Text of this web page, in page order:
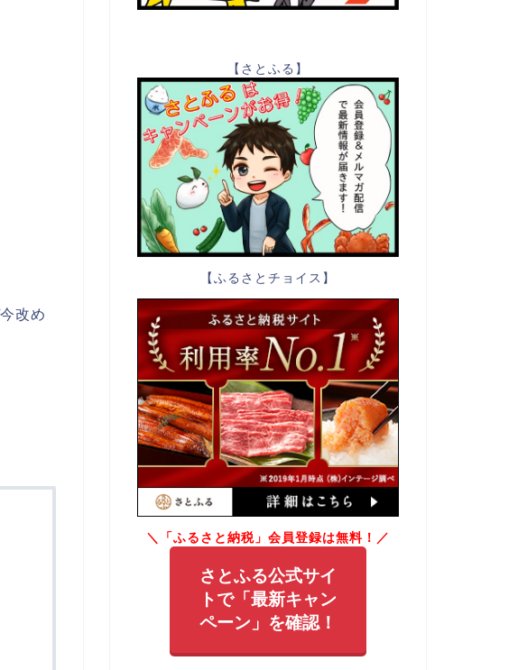
改め
【さとふる】
【ふるさとチョイス】
＼「ふるさと納税」会員登録は無料！／
さとふる公式サイ
トで「最新キャン
ペーン」を確認！